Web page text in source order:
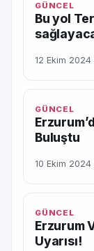
GÜNCEL
Bu yol
12 Ekim 2024
GÜNCEL
Buluştu
10 Ekim
GÜNCEL
Erzurum
Uyarısı!